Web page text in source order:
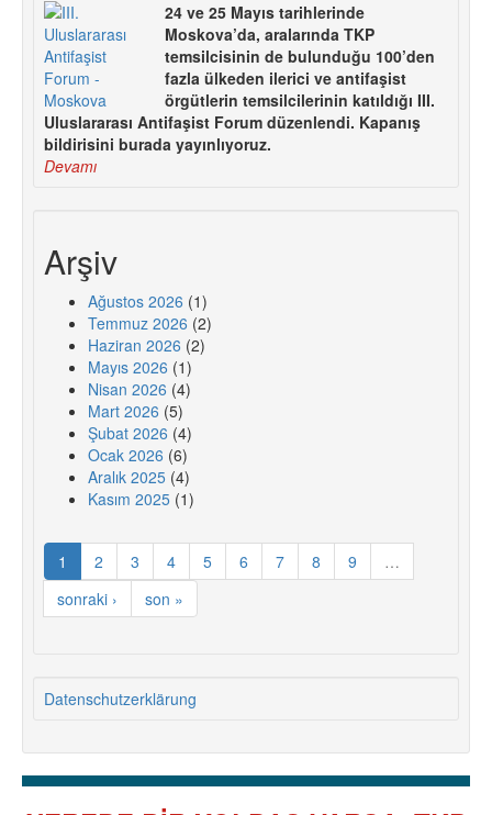
24 ve 25 Mayıs tarihlerinde
Moskova’da, aralarında TKP
temsilcisinin de bulunduğu 100’den
fazla ülkeden ilerici ve antifaşist
örgütlerin temsilcilerinin katıldığı III.
Uluslararası Antifaşist Forum düzenlendi. Kapanış
bildirisini burada yayınlıyoruz.
Devamı
Arşiv
Ağustos 2026 (1)
Temmuz 2026 (2)
Haziran 2026 (2)
Mayıs 2026 (1)
Nisan 2026 (4)
Mart 2026 (5)
Şubat 2026 (4)
Ocak 2026 (6)
Aralık 2025 (4)
Kasım 2025 (1)
1 2 3 4 5 6 7 8 9
…
sonraki ›
son »
Datenschutzerklärung